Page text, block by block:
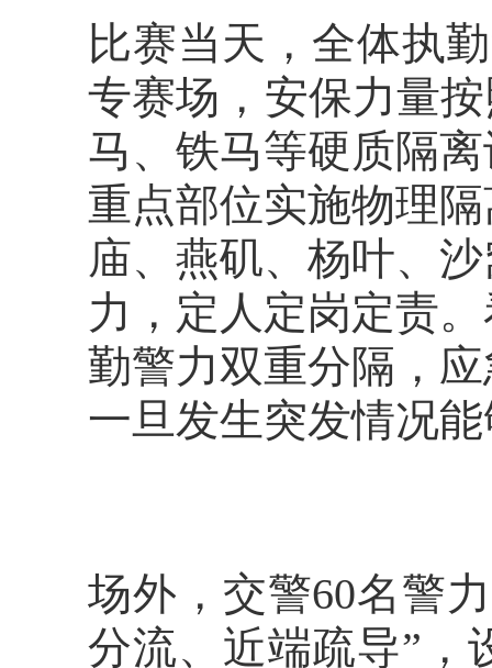
比赛当天，全体执
专赛场，安保力量
马、铁马等硬质隔
重点部位实施物理
庙、燕矶、杨叶、
力，定人定岗定责
勤警力双重分隔，
一旦发生突发情况
场外，交警60名警
分流、近端疏导”，